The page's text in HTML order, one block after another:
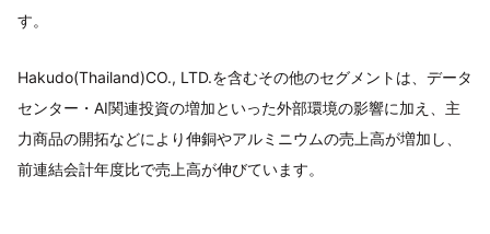
す。
Hakudo(Thailand)CO., LTD.を含むその他のセグメントは、データ
センター・AI関連投資の増加といった外部環境の影響に加え、主
力商品の開拓などにより伸銅やアルミニウムの売上高が増加し、
前連結会計年度比で売上高が伸びています。